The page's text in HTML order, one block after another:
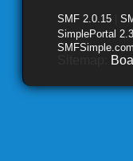
SMF 2.0.15
SimplePortal